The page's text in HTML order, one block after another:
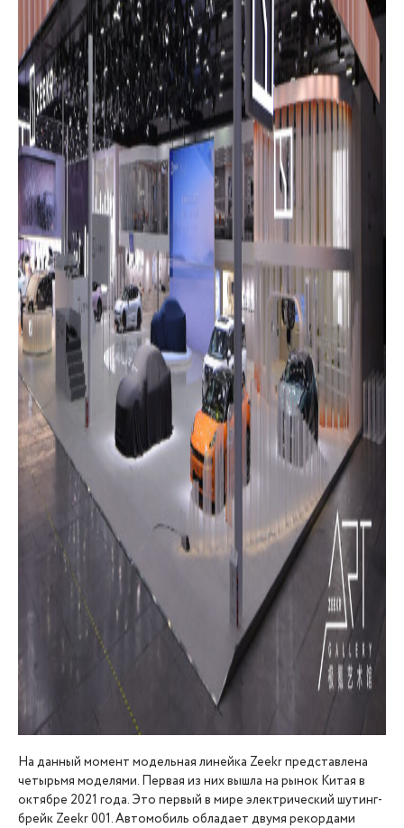
На данный момент модельная линейка Zeekr представлена
четырьмя моделями. Первая из них вышла на рынок Китая в
октябре 2021 года. Это первый в мире электрический шутинг-
брейк Zeekr 001. Автомобиль обладает двумя рекордами